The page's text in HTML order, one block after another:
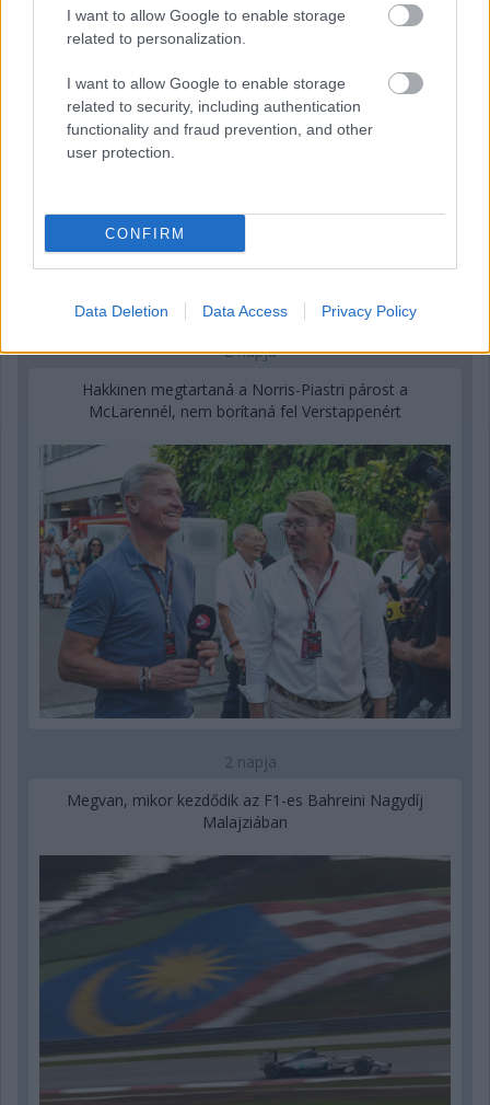
I want to allow Google to enable storage
related to personalization.
I want to allow Google to enable storage
related to security, including authentication
functionality and fraud prevention, and other
user protection.
CONFIRM
Data Deletion Data Access Privacy Policy
2 napja
Hakkinen megtartaná a Norris-Piastri párost a
McLarennél, nem borítaná fel Verstappenért
2 napja
Megvan, mikor kezdődik az F1-es Bahreini Nagydíj
Malajziában